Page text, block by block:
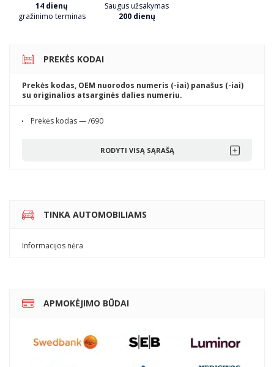
14 dienų
gražinimo terminas
Saugus užsakymas
200 dienų
PREKĖS KODAI
Prekės kodas, OEM nuorodos numeris (-iai) panašus (-iai)
su originalios atsarginės dalies numeriu.
Prekės kodas — /690
RODYTI VISĄ SĄRAŠĄ
TINKA AUTOMOBILIAMS
Informacijos nėra
APMOKĖJIMO BŪDAI